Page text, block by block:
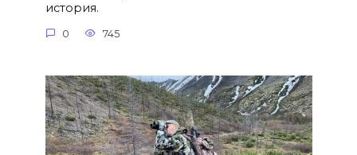
история.
0 745